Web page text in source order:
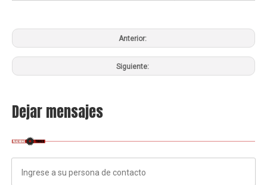
Anterior:
Siguiente:
Dejar mensajes